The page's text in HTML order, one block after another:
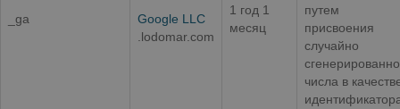
_ga
Google LLC
.lodomar.com
1 год 1
месяц
путем
присвоения
случайно
числа в